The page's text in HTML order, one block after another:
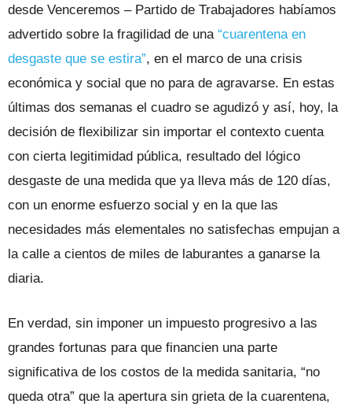
desde Venceremos – Partido de Trabajadores habíamos
advertido sobre la fragilidad de una “cuarentena en
desgaste que se estira”, en el marco de una crisis
económica y social que no para de agravarse. En estas
últimas dos semanas el cuadro se agudizó y así, hoy, la
decisión de flexibilizar sin importar el contexto cuenta
con cierta legitimidad pública, resultado del lógico
desgaste de una medida que ya lleva más de 120 días,
con un enorme esfuerzo social y en la que las
necesidades más elementales no satisfechas empujan a
la calle a cientos de miles de laburantes a ganarse la
diaria.
En verdad, sin imponer un impuesto progresivo a las
grandes fortunas para que financien una parte
significativa de los costos de la medida sanitaria, “no
queda otra” que la apertura sin grieta de la cuarentena,